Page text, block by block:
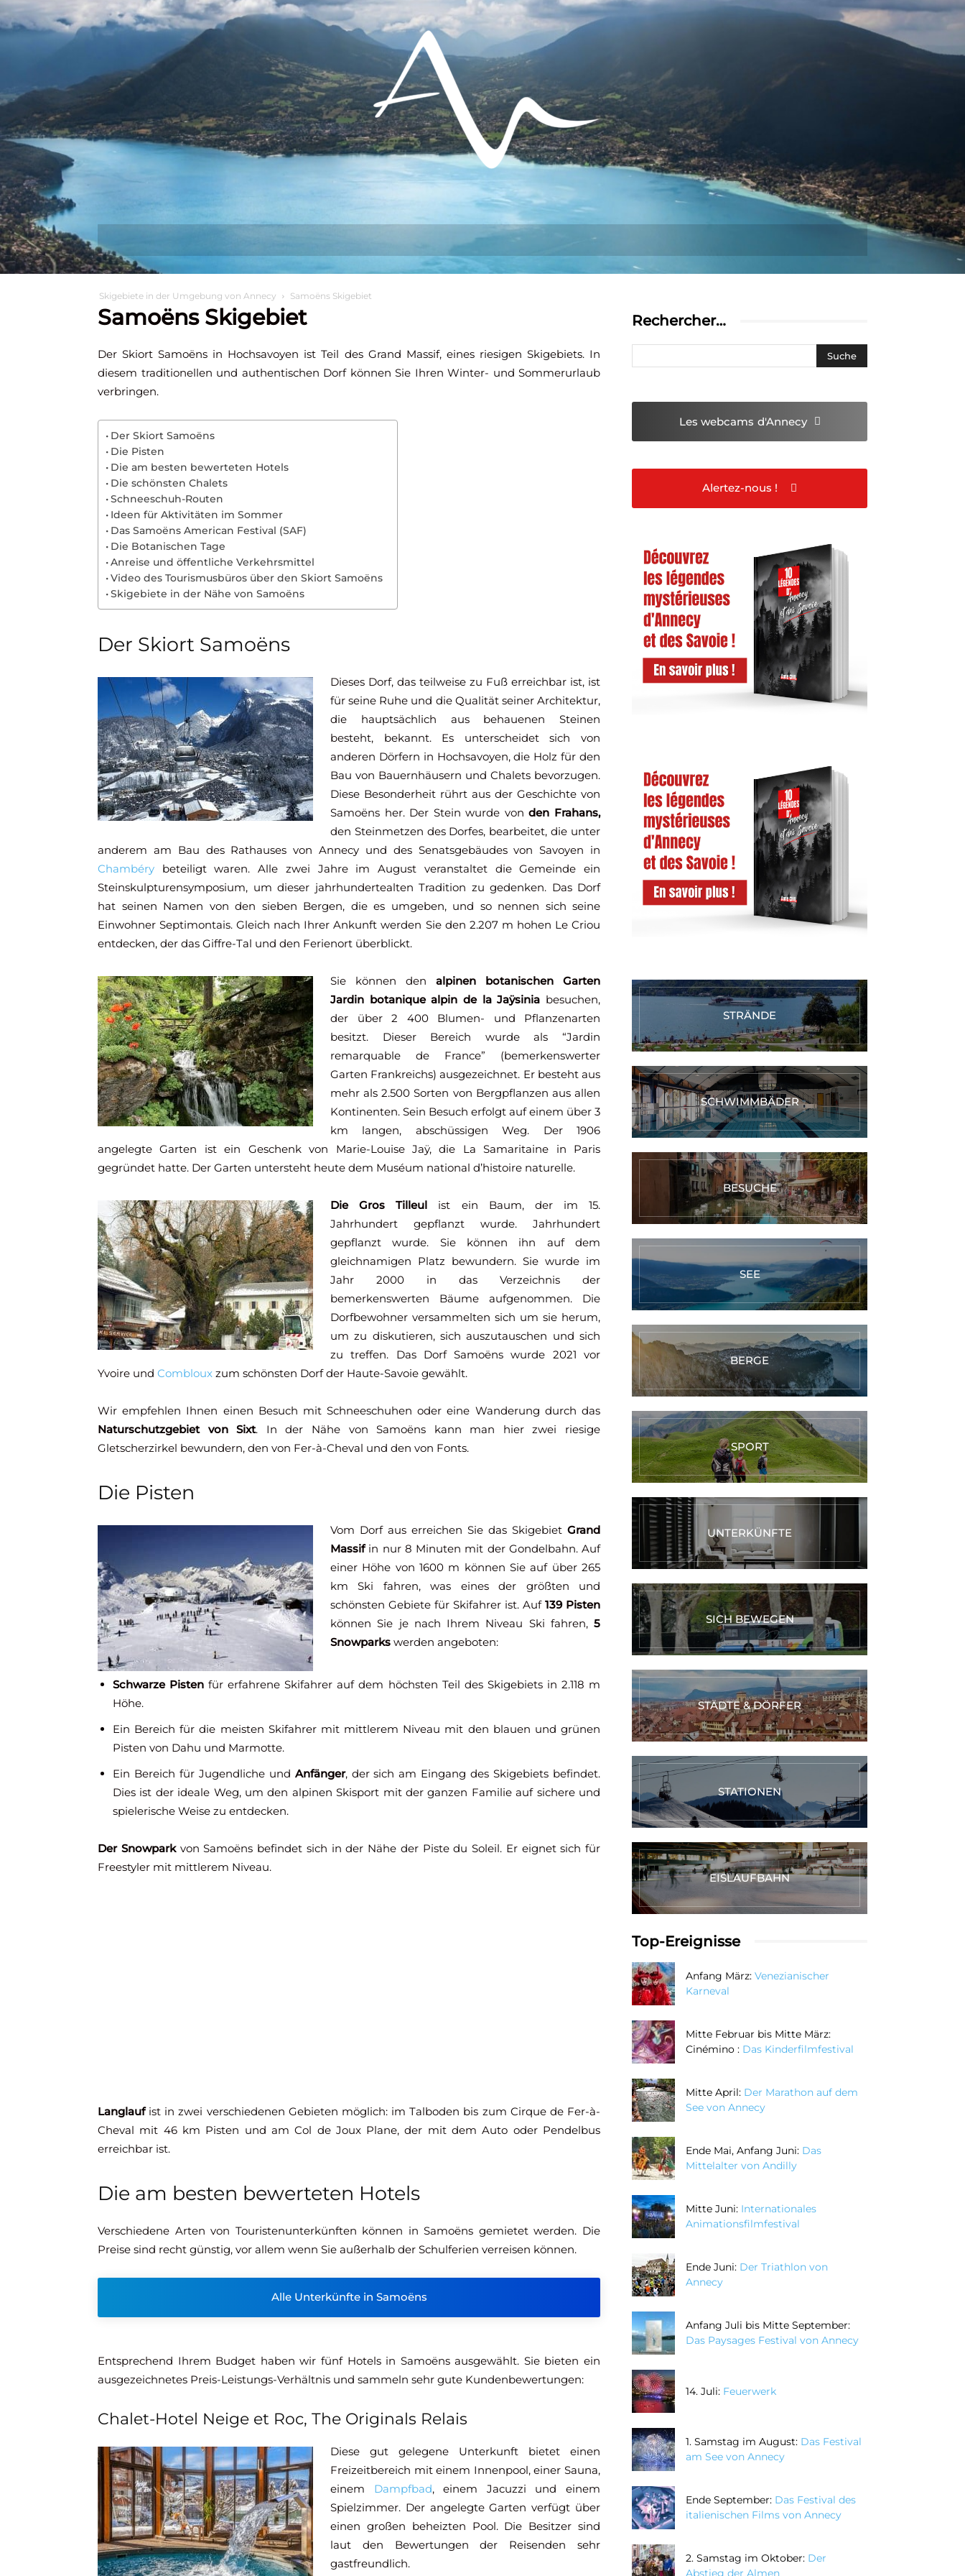
Entdecken Sie Was tun? Sich niederlassen
Skigebiete in der Umgebung von Annecy Samoëns Skigebiet
Samoëns Skigebiet
Der Skiort Samoëns in Hochsavoyen ist Teil des Grand Massif, eines riesigen Skigebiets. In
diesem traditionellen und authentischen Dorf können Sie Ihren Winter- und Sommerurlaub
verbringen.
Der Skiort Samoëns
Die Pisten
Die am besten bewerteten Hotels
Die schönsten Chalets
Schneeschuh-Routen
Ideen für Aktivitäten im Sommer
Das Samoëns American Festival (SAF)
Die Botanischen Tage
Anreise und öffentliche Verkehrsmittel
Video des Tourismusbüros über den Skiort Samoëns
Skigebiete in der Nähe von Samoëns
Der Skiort Samoëns
Dieses Dorf, das teilweise zu Fuß erreichbar ist, ist
für seine Ruhe und die Qualität seiner Architektur,
die hauptsächlich aus behauenen Steinen
besteht, bekannt. Es unterscheidet sich von
anderen Dörfern in Hochsavoyen, die Holz für den
Bau von Bauernhäusern und Chalets bevorzugen.
Diese Besonderheit rührt aus der Geschichte von
Samoëns her. Der Stein wurde von den Frahans,
den Steinmetzen des Dorfes, bearbeitet, die unter
anderem am Bau des Rathauses von Annecy und des Senatsgebäudes von Savoyen in
Chambéry beteiligt waren. Alle zwei Jahre im August veranstaltet die Gemeinde ein
Steinskulpturensymposium, um dieser jahrhundertealten Tradition zu gedenken. Das Dorf
hat seinen Namen von den sieben Bergen, die es umgeben, und so nennen sich seine
Einwohner Septimontais. Gleich nach Ihrer Ankunft werden Sie den 2.207 m hohen Le Criou
entdecken, der das Giffre-Tal und den Ferienort überblickt.
Sie können den alpinen botanischen Garten
Jardin botanique alpin de la Jaÿsinia besuchen,
der über 2 400 Blumen- und Pflanzenarten
besitzt. Dieser Bereich wurde als “Jardin
remarquable de France” (bemerkenswerter
Garten Frankreichs) ausgezeichnet. Er besteht aus
mehr als 2.500 Sorten von Bergpflanzen aus allen
Kontinenten. Sein Besuch erfolgt auf einem über 3
km langen, abschüssigen Weg. Der 1906
angelegte Garten ist ein Geschenk von Marie-Louise Jaÿ, die La Samaritaine in Paris
gegründet hatte. Der Garten untersteht heute dem Muséum national d’histoire naturelle.
Die Gros Tilleul ist ein Baum, der im 15.
Jahrhundert gepflanzt wurde. Jahrhundert
gepflanzt wurde. Sie können ihn auf dem
gleichnamigen Platz bewundern. Sie wurde im
Jahr 2000 in das Verzeichnis der
bemerkenswerten Bäume aufgenommen. Die
Dorfbewohner versammelten sich um sie herum,
um zu diskutieren, sich auszutauschen und sich
zu treffen. Das Dorf Samoëns wurde 2021 vor
Yvoire und Combloux zum schönsten Dorf der Haute-Savoie gewählt.
Wir empfehlen Ihnen einen Besuch mit Schneeschuhen oder eine Wanderung durch das
Naturschutzgebiet von Sixt. In der Nähe von Samoëns kann man hier zwei riesige
Gletscherzirkel bewundern, den von Fer-à-Cheval und den von Fonts.
Die Pisten
Vom Dorf aus erreichen Sie das Skigebiet Grand
Massifin nur 8 Minuten mit der Gondelbahn. Auf
einer Höhe von 1600 m können Sie auf über 265
km Ski fahren, was eines der größten und
schönsten Gebiete für Skifahrer ist. Auf 139 Pisten
können Sie je nach Ihrem Niveau Ski fahren, 5
Snowparks werden angeboten:
Schwarze Pisten für erfahrene Skifahrer auf dem höchsten Teil des Skigebiets in 2.118 m
Höhe.
Ein Bereich für die meisten Skifahrer mit mittlerem Niveau mit den blauen und grünen
Pisten von Dahu und Marmotte.
Ein Bereich für Jugendliche und Anfänger, der sich am Eingang des Skigebiets befindet.
Dies ist der ideale Weg, um den alpinen Skisport mit der ganzen Familie auf sichere und
spielerische Weise zu entdecken.
Der Snowparkvon Samoëns befindet sich in der Nähe der Piste du Soleil. Er eignet sich für
Freestyler mit mittlerem Niveau.
Langlaufist in zwei verschiedenen Gebieten möglich: im Talboden bis zum Cirque de Fer-à-
Cheval mit 46 km Pisten und am Col de Joux Plane, der mit dem Auto oder Pendelbus
erreichbar ist.
Die am besten bewerteten Hotels
Verschiedene Arten von Touristenunterkünften können in Samoëns gemietet werden. Die
Preise sind recht günstig, vor allem wenn Sie außerhalb der Schulferien verreisen können.
Alle Unterkünfte in Samoëns
Entsprechend Ihrem Budget haben wir fünf Hotels in Samoëns ausgewählt. Sie bieten ein
ausgezeichnetes Preis-Leistungs-Verhältnis und sammeln sehr gute Kundenbewertungen:
Chalet-Hotel Neige et Roc, The Originals Relais
Diese gut gelegene Unterkunft bietet einen
Freizeitbereich mit einem Innenpool, einer Sauna,
einem Dampfbad, einem Jacuzzi und einem
Spielzimmer. Der angelegte Garten verfügt über
einen großen beheizten Pool. Die Besitzer sind
laut den Bewertungen der Reisenden sehr
gastfreundlich.
Rechercher…
Les webcams d'Annecy
Alertez-nous !
STRÄNDE
SCHWIMMBÄDER
BESUCHE
SEE
BERGE
SPORT
UNTERKÜNFTE
SICH BEWEGEN
STÄDTE & DÖRFER
STATIONEN
EISLAUFBAHN
Top-Ereignisse
Anfang März: Venezianischer
Karneval
Mitte Februar bis Mitte März:
Cinémino : Das Kinderfilmfestival
Mitte April: Der Marathon auf dem
See von Annecy
Ende Mai, Anfang Juni: Das
Mittelalter von Andilly
Mitte Juni: Internationales
Animationsfilmfestival
Ende Juni: Der Triathlon von
Annecy
Anfang Juli bis Mitte September:
Das Paysages Festival von Annecy
14. Juli: Feuerwerk
1. Samstag im August: Das Festival
am See von Annecy
Ende September: Das Festival des
italienischen Films von Annecy
2. Samstag im Oktober: Der
Abstieg der Almen